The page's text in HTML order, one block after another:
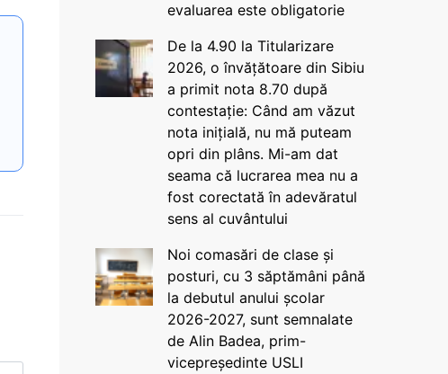
evaluarea este obligatorie
De la 4.90 la Titularizare
2026, o învățătoare din Sibiu
a primit nota 8.70 după
contestație: Când am văzut
nota inițială, nu mă puteam
opri din plâns. Mi-am dat
seama că lucrarea mea nu a
fost corectată în adevăratul
sens al cuvântului
Noi comasări de clase și
posturi, cu 3 săptămâni până
la debutul anului școlar
2026-2027, sunt semnalate
de Alin Badea, prim-
vicepreședinte USLI